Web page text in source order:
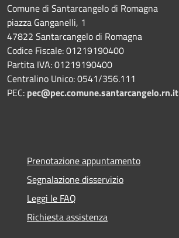
Comune di Santarcangelo di Romagna
piazza Ganganelli, 1
47822 Santarcangelo di Romagna
Codice Fiscale: 01219190400
Partita IVA: 01219190400
Centralino Unico: 0541/356.111
PEC: pec@pec.comune.santarcangelo.rn.it
Prenotazione appuntamento
Segnalazione disservizio
Leggi le FAQ
Richiesta assistenza